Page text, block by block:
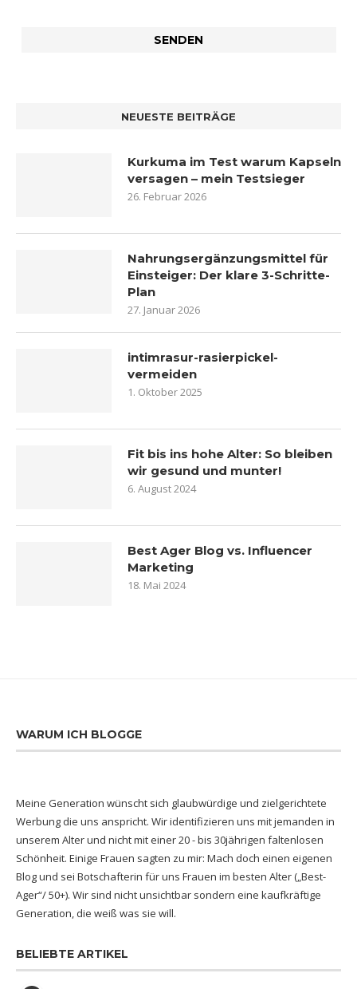
NEUESTE BEITRÄGE
Kurkuma im Test warum Kapseln
versagen – mein Testsieger
26. Februar 2026
Nahrungsergänzungsmittel für
Einsteiger: Der klare 3-Schritte-
Plan
27. Januar 2026
intimrasur-rasierpickel-
vermeiden
1. Oktober 2025
Fit bis ins hohe Alter: So bleiben
wir gesund und munter!
6. August 2024
Best Ager Blog vs. Influencer
Marketing
18. Mai 2024
WARUM ICH BLOGGE
Meine Generation wünscht sich glaubwürdige und zielgerichtete
Werbung die uns anspricht. Wir identifizieren uns mit jemanden in
unserem Alter und nicht mit einer 20 - bis 30jährigen faltenlosen
Schönheit. Einige Frauen sagten zu mir: Mach doch einen eigenen
Blog und sei Botschafterin für uns Frauen im besten Alter („Best-
Ager“/ 50+). Wir sind nicht unsichtbar sondern eine kaufkräftige
Generation, die weiß was sie will.
BELIEBTE ARTIKEL